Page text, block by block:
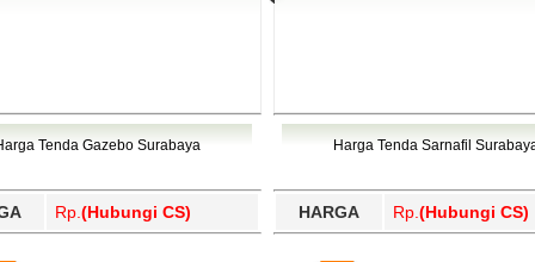
Tenda Gazebo Surabaya
Rp. (Hubungi CS)
Harga Tenda Sarnafil
HARGA Rp. (Hubungi CS)